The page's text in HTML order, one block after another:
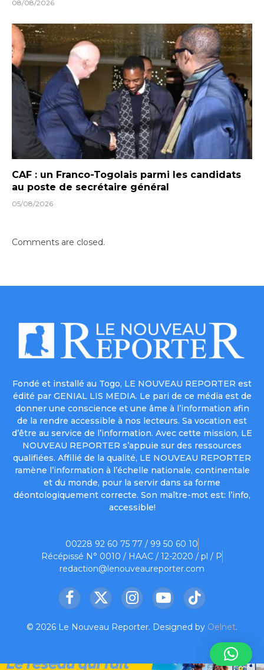
08/08/2026
CAF : un Franco-Togolais parmi les candidats
au poste de secrétaire général
05/08/2026
Comments are closed.
Fondé et installé au Togo, LE NOUVEAU REPORTER est
édité par GENIAL LIS MEDIA. Le pari de ce média est de
donner une conscience et une âme à l’information afin
de la rendre accessible à nos lecteurs. Sa vocation est
d’être au service de l’information. Avec cette mission, LE
NOUVEAU REPORTER s’appuie sur des ressources
qualifiées. Affilié de la qualité, LE NOUVEAU REPORTER
ramène l’information à l’échelle nationale, continentale
et du monde, pour la servir dans sa forme
déontologiquement correcte. Son maître-mot est: l’info,
accessible!
00228 92 60 75 77 / 99 50 60 10
Récépissé N° 0010 / HAAC / 12-2020 / pl / P
redaction@lenouveaureporter.com
Facebook
X
InstagramYouTubeTikTok
© 2026 Le Nouveau Reporter. Designed by Oelnet.